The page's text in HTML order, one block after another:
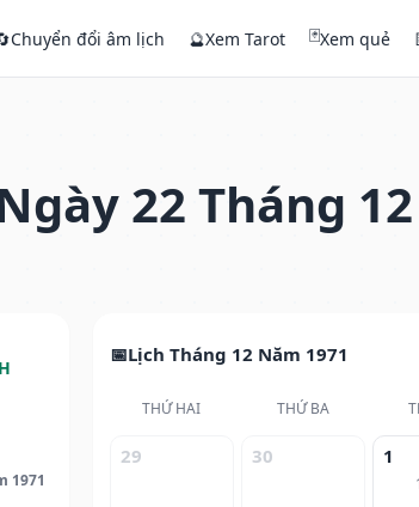
Chuyển đổi âm lịch 🔮Xem Tarot 🃏Xem quẻ
22 Tháng
1971
Lịch Tháng 12 Năm 1971
THỨ HAI THỨ BA
29 30 1